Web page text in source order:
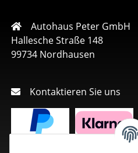
Autohaus Peter GmbH
Hallesche Straße 148
99734 Nordhausen
Kontaktieren Sie uns